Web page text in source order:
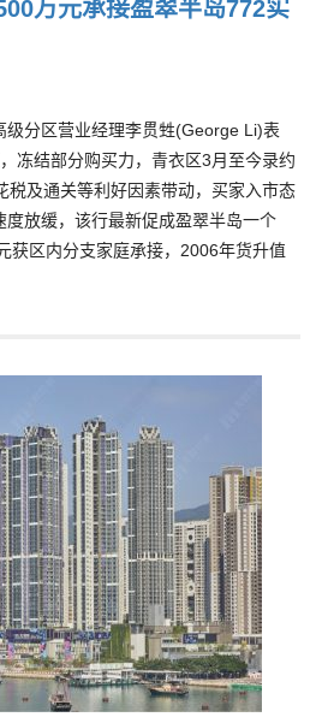
万元承接盈翠半岛772实
级分区营业经理李贯甡(George Li)表
冻结部分购买力，青衣区3月至今录约
税及通关等利好因素带动，买家入市态
度放缓，该行最新促成盈翠半岛一个
获区内分支家庭承接，2006年货升值